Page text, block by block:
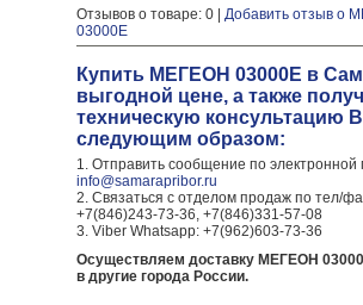
Отзывов о товаре: 0 | Добавить отзыв о
03000E
Купить МЕГЕОН 03000E в
выгодной цене, а также
техническую консультацию
следующим образом:
1. Отправить сообщение по электронной
info@samarapribor.ru
2. Связаться с отделом продаж по тел/
+7(846)243-73-36, +7(846)331-57-08
3. Viber Whatsapp: +7(962)603-73-36
Осуществляем доставку МЕГЕОН
в другие города России.